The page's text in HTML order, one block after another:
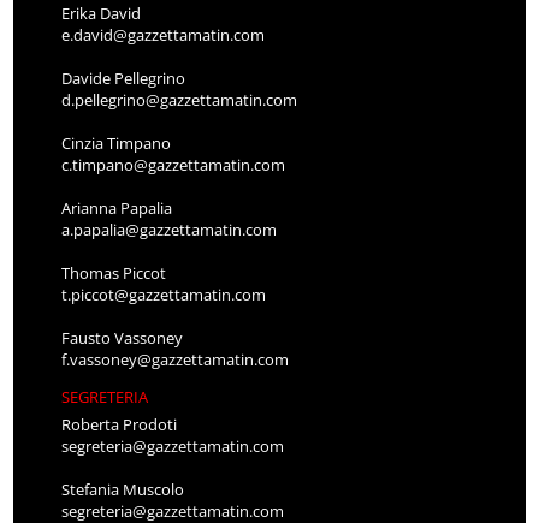
Erika David
e.david@gazzettamatin.com
Davide Pellegrino
d.pellegrino@gazzettamatin.com
Cinzia Timpano
c.timpano@gazzettamatin.com
Arianna Papalia
a.papalia@gazzettamatin.com
Thomas Piccot
t.piccot@gazzettamatin.com
Fausto Vassoney
f.vassoney@gazzettamatin.com
SEGRETERIA
Roberta Prodoti
segreteria@gazzettamatin.com
Stefania Muscolo
segreteria@gazzettamatin.com